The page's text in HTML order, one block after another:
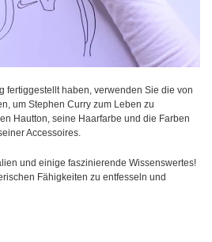
fertiggestellt haben, verwenden Sie die von
um Stephen Curry zum Leben zu
Hautton, seine Haarfarbe und die Farben
Accessoires.
und einige faszinierende Wissenswertes!
Fähigkeiten zu entfesseln und